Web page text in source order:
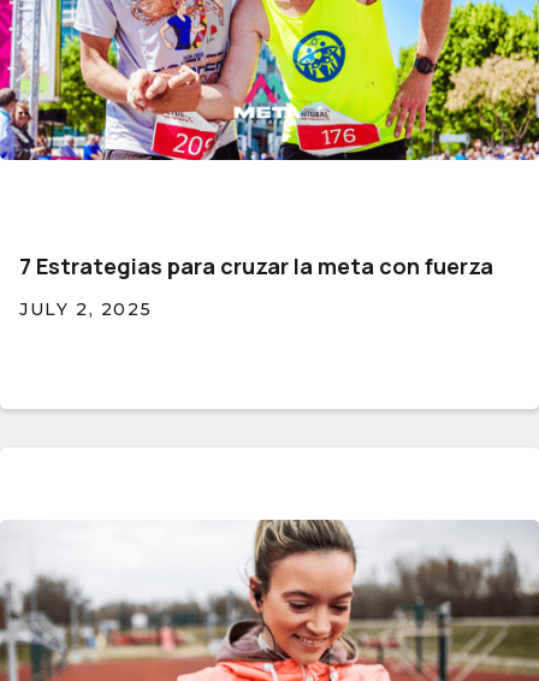
7 Estrategias para cruzar la meta con fuerza
JULY 2, 2025